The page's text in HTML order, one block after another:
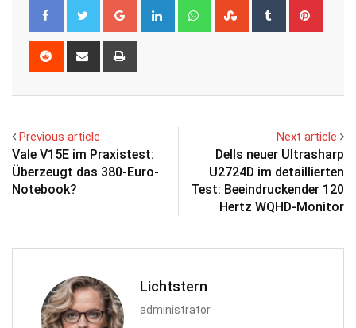
Google+ LinkedIn WhatsappStumbleUpon
Tumblr
Reddit
Share
Previous article
Vale V15E im Praxistest:
Überzeugt das 380-Euro-
Notebook?
Next article
Dells neuer Ultrasharp
U2724D im detaillierten
Test: Beeindruckender 120
Hertz WQHD-Monitor
Lichtstern
administrator